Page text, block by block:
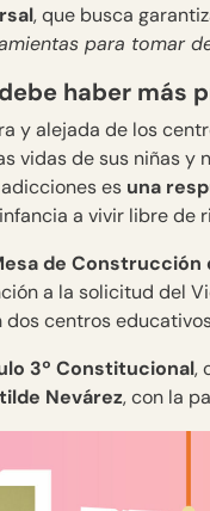
, que busca
para tomar
haber más
y alejada de los
vidas de sus niñas y
es una
a vivir libre de
de Construcción
a la solicitud del
dos centros
3º Constitucional,
Nevárez, con la